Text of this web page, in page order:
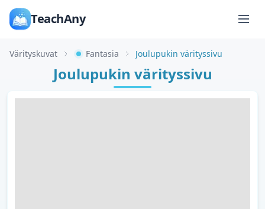
TeachAny
Värityskuvat Fantasia Joulupukin värityssivu
Joulupukin värityssivu